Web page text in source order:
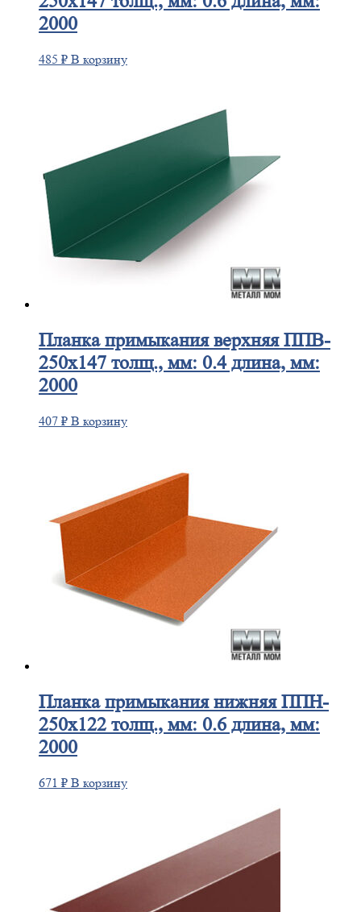
2000
485 ₽ В корзину
Планкапримыкания верхняя ППВ-
250х147 толщ., мм: 0.4 длина, мм:
2000
407 ₽ В корзину
Планкапримыкания нижняя ППН-
250х122 толщ., мм: 0.6 длина, мм:
2000
671 ₽ В корзину